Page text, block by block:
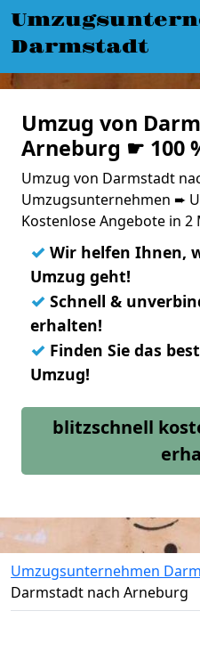
Darmstadt
Umzug von
Arneburg ☛ 100
Umzug von Darmstadt
Umzugsunternehmen ➨
Kostenlose Angebote in 2
✓ Wir helfen Ihnen,
Umzug geht!
✓ Schnell &
erhalten!
✓ Finden Sie das
Umzug!
blitzschnell
Umzugsunternehmen
Darmstadt nach Arneburg